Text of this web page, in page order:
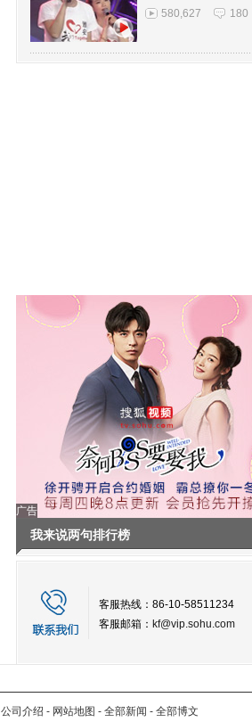
580,627 180
广告
我来说两句排行榜
客服热线：86-10-58511234
客服邮箱： kf@vip.sohu.com
公司介绍 - 网站地图 - 全部新闻 - 全部博文